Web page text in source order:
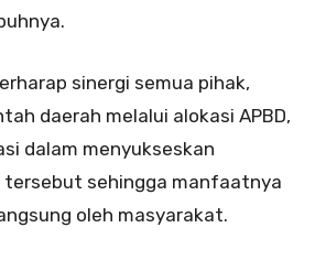
sinergi semua pihak,
daerah melalui alokasi APBD,
dalam menyukseskan
tersebut sehingga manfaatnya
oleh masyarakat.